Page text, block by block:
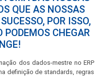
QUE AS NOSSAS
POR ISSO,
PODEMOS CHEGAR
dos dados-mestre no ERP
definição de standards, regras